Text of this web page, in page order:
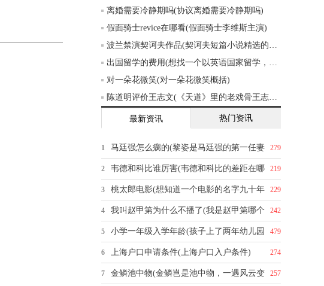
离婚需要冷静期吗(协议离婚需要冷静期吗)
假面骑士revice在哪看(假面骑士李维斯主演)
波兰禁演契诃夫作品(契诃夫短篇小说精选的创作背景)
出国留学的费用(想找一个以英语国家留学，一年的费用大概五六万的样子，有什么推荐吗)
对一朵花微笑(对一朵花微笑概括)
陈道明评价王志文(《天道》里的老戏骨王志文，你怎么评价他的演技)
最新资讯 热门资讯
1 279
马廷强怎么瘸的(黎姿是马廷强的第一任妻
2 219
韦德和科比谁厉害(韦德和科比的差距在哪
3 229
桃太郎电影(想知道一个电影的名字九十年
4 242
我叫赵甲第为什么不播了(我是赵甲第哪个
5 479
小学一年级入学年龄(孩子上了两年幼儿园
6 274
上海户口申请条件(上海户口入户条件)
7 257
金鳞池中物(金鳞岂是池中物，一遇风云变